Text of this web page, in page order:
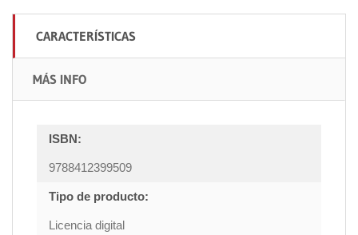
CARACTERÍSTICAS
MÁS INFO
ISBN:
9788412399509
Tipo de producto:
Licencia digital